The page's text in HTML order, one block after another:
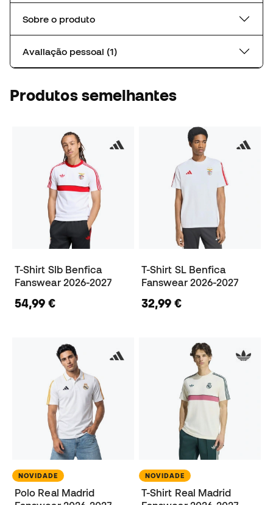
Sobre o produto
Avaliação pessoal (1)
Produtos semelhantes
T-Shirt Slb Benfica
Fanswear 2026-2027
54,99 €
T-Shirt SL Benfica
Fanswear 2026-2027
32,99 €
NOVIDADE
Polo Real Madrid
NOVIDADE
T-Shirt Real Madrid